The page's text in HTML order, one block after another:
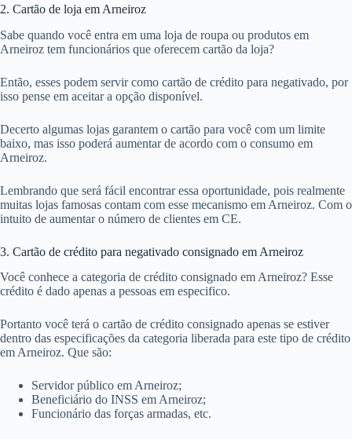
2. Cartão de loja em Arneiroz
Sabe quando você entra em uma loja de roupa ou produtos em
Arneiroz tem funcionários que oferecem cartão da loja?
Então, esses podem servir como cartão de crédito para negativado, por
isso pense em aceitar a opção disponível.
Decerto algumas lojas garantem o cartão para você com um limite
baixo, mas isso poderá aumentar de acordo com o consumo em
Arneiroz.
Lembrando que será fácil encontrar essa oportunidade, pois realmente
muitas lojas famosas contam com esse mecanismo em Arneiroz. Com o
intuito de aumentar o número de clientes em CE.
3. Cartão de crédito para negativado consignado em Arneiroz
Você conhece a categoria de crédito consignado em Arneiroz? Esse
crédito é dado apenas a pessoas em especifico.
Portanto você terá o cartão de crédito consignado apenas se estiver
dentro das especificações da categoria liberada para este tipo de crédito
em Arneiroz. Que são:
Servidor público em Arneiroz;
Beneficiário do INSS em Arneiroz;
Funcionário das forças armadas, etc.